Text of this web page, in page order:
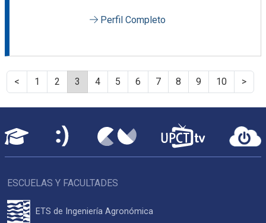
Perfil Completo
< 1 2 3 4 5 6 7 8 9 10 >
ESCUELAS Y FACULTADES
ETS de Ingeniería Agronómica